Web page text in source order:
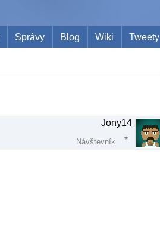
Správy Blog Wiki Tweety
Jony14
Návštevník